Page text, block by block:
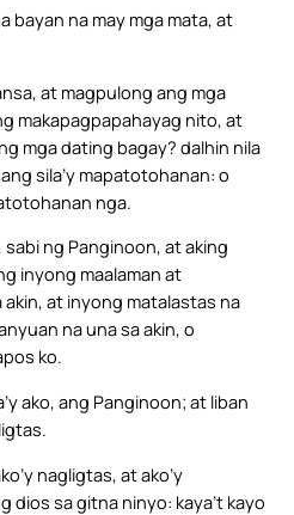
bayan na may mga mata, at
at magpulong ang mga
makapagpapahayag nito, at
mga dating bagay? dalhin nila
sila’y mapatotohanan: o
nga.
sabi ng Panginoon, at aking
inyong maalaman at
at inyong matalastas na
na una sa akin, o
ko.
ako, ang Panginoon; at liban
nagligtas, at ako’y
dios sa gitna ninyo: kaya’t kayo